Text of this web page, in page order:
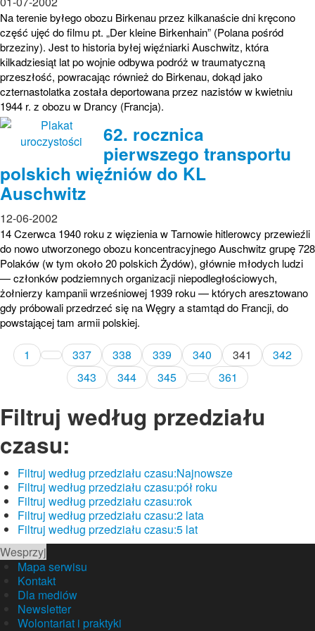
Na terenie byłego obozu Birkenau przez kilkanaście dni kręcono
część ujęć do filmu pt. „Der kleine Birkenhain” (Polana pośród
brzeziny). Jest to historia byłej więźniarki Auschwitz, która
kilkadziesiąt lat po wojnie odbywa podróż w traumatyczną
przeszłość, powracając również do Birkenau, dokąd jako
czternastolatka została deportowana przez nazistów w kwietniu
1944 r. z obozu w Drancy (Francja).
62. rocznica
pierwszego transportu
polskich więźniów do KL
Auschwitz
12-06-2002
14 Czerwca 1940 roku z więzienia w Tarnowie hitlerowcy przewieźli
do nowo utworzonego obozu koncentracyjnego Auschwitz grupę 728
Polaków (w tym około 20 polskich Żydów), głównie młodych ludzi
— członków podziemnych organizacji niepodległościowych,
żołnierzy kampanii wrześniowej 1939 roku — których aresztowano
gdy próbowali przedrzeć się na Węgry a stamtąd do Francji, do
powstającej tam armii polskiej.
1 337 338 339 340 341
342
343
344 345 361
Filtruj według przedziału
czasu:
Filtruj według przedziału czasu:Najnowsze
Filtruj według przedziału czasu:pół roku
Filtruj według przedziału czasu:rok
Filtruj według przedziału czasu:2 lata
Filtruj według przedziału czasu:5 lat
Wesprzyj
Mapa serwisu
Kontakt
Dla mediów
Newsletter
Wolontariat i praktyki